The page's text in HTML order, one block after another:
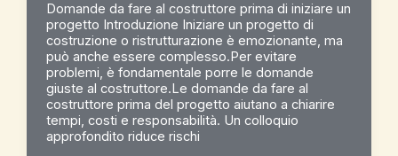
Domande da fare al costruttore prima di iniziare un
progetto Introduzione Iniziare un progetto di
costruzione o ristrutturazione è emozionante, ma
può anche essere complesso.Per evitare
problemi, è fondamentale porre le domande
giuste al costruttore.Le domande da fare al
costruttore prima del progetto aiutano a chiarire
tempi, costi e responsabilità. Un colloquio
approfondito riduce rischi